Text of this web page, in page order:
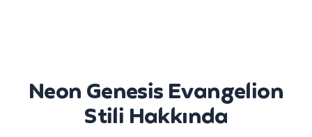
Neon Genesis Evangelion
Stili Hakkında